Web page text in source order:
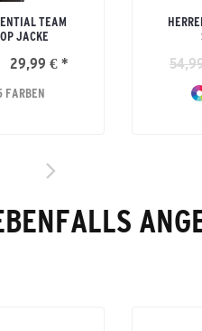
TEAM
JACKE
29,99 € *
FARBEN